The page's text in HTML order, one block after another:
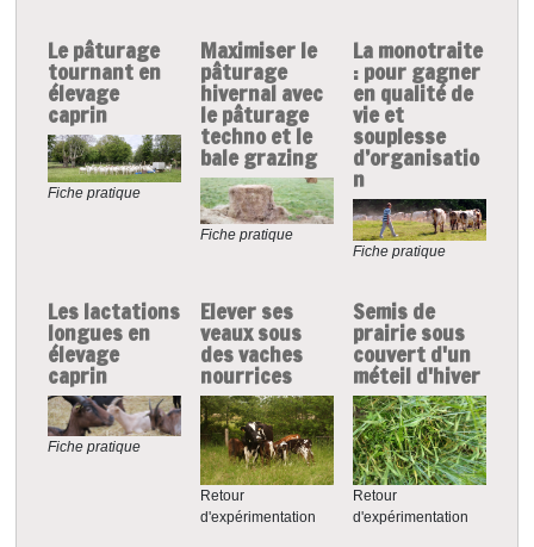
Le pâturage
tournant en
élevage
caprin
Fiche pratique
Maximiser le
pâturage
hivernal avec
le pâturage
techno et le
bale grazing
Fiche pratique
La monotraite
: pour gagner
en qualité de
vie et
souplesse
d’organisatio
n
Fiche pratique
Les lactations
longues en
élevage
caprin
Fiche pratique
Elever ses
veaux sous
des vaches
nourrices
Retour
d'expérimentation
Semis de
prairie sous
couvert d'un
méteil d'hiver
Retour
d'expérimentation